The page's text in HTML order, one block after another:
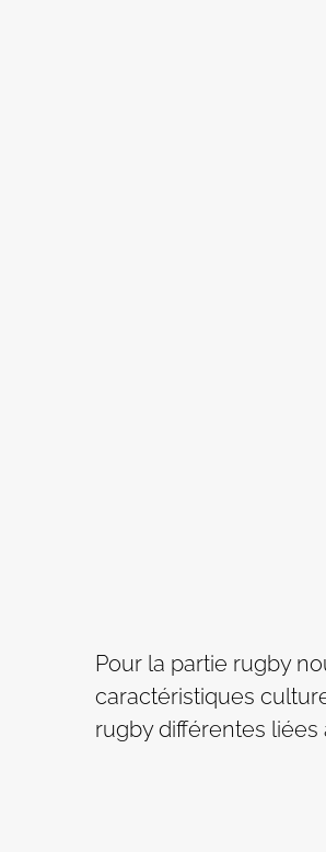
Pour la partie rugby
caractéristiques
rugby différentes liées